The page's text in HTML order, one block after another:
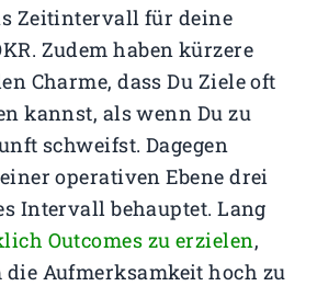
Zeitintervall für deine
Zudem haben kürzere
Charme, dass Du Ziele oft
kannst, als wenn Du zu
schweifst. Dagegen
operativen Ebene drei
Intervall behauptet. Lang
Outcomes zu erzielen,
die Aufmerksamkeit hoch zu